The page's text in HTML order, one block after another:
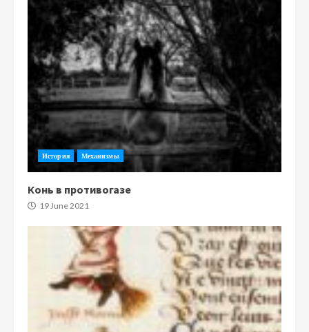
История Механизмы
Конь в противогазе
19 June 2021